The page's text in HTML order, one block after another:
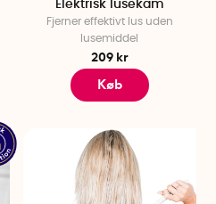
Elektrisk lusekam
Fjerner effektivt lus uden
lusemiddel
209 kr
Køb